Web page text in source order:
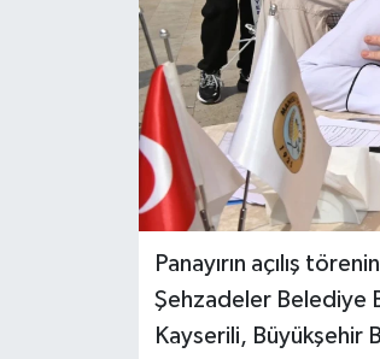
Panayırın açılış
Şehzadeler Belediye
Kayserili, Büyükşehir